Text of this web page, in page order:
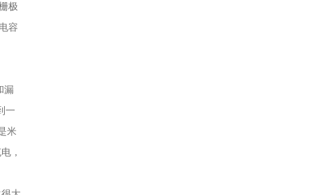
极
容
漏
一
米
，